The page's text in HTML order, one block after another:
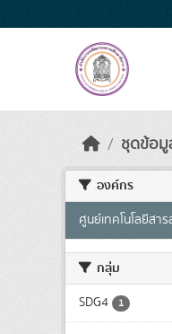
ชุดข้อ
องค์กร
ศูนย์เทคโนโลยีสา
กลุ่ม
SDG4 1